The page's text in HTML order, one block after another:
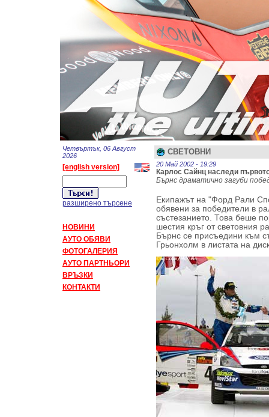
Четвъртък, 06 Август
2026
[english version]
разширено търсене
НОВИНИ
АУТО ОБЯВИ
ФОТОГАЛЕРИЯ
АУТО ПАРТНЬОРИ
ВРЪЗКИ
КОНТАКТИ
СВЕТОВНИ
20 Май 2002 - 19:29
Карлос Сайнц наследи
Бърнс драматично загуби
Екипажът на "Форд Рали
обявени за победители в
състезанието. Това беше
шестия кръг от световния
Бърнс се присъедини към
Грьонхолм в листата на